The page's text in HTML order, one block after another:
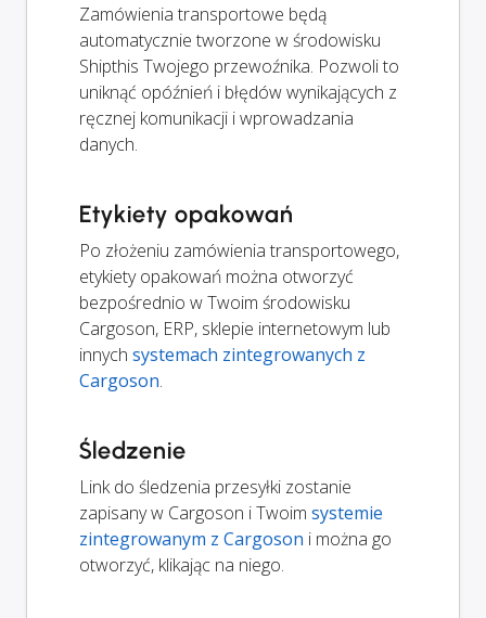
Zamówienia transportowe będą
automatycznie tworzone w środowisku
Shipthis Twojego przewoźnika. Pozwoli to
uniknąć opóźnień i błędów wynikających z
ręcznej komunikacji i wprowadzania
danych.
Etykiety opakowań
Po złożeniu zamówienia transportowego,
etykiety opakowań można otworzyć
bezpośrednio w Twoim środowisku
Cargoson, ERP, sklepie internetowym lub
innych systemach zintegrowanych z
Cargoson.
Śledzenie
Link do śledzenia przesyłki zostanie
zapisany w Cargoson i Twoim systemie
zintegrowanym z Cargoson i można go
otworzyć, klikając na niego.